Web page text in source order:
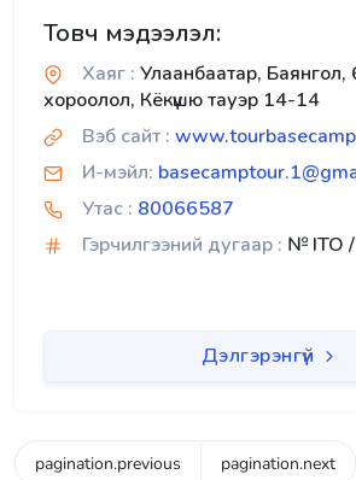
Товч мэдээлэл:
Хаяг : Улаанбаатар,
хороолол, Кёкүшю тауэр 14-14
Вэб сайт :
И-мэйл:
Утас : 80066587
Гэрчилгээний дугаар : № ITO
Дэлгэрэнгүй
pagination.previous pagination.next